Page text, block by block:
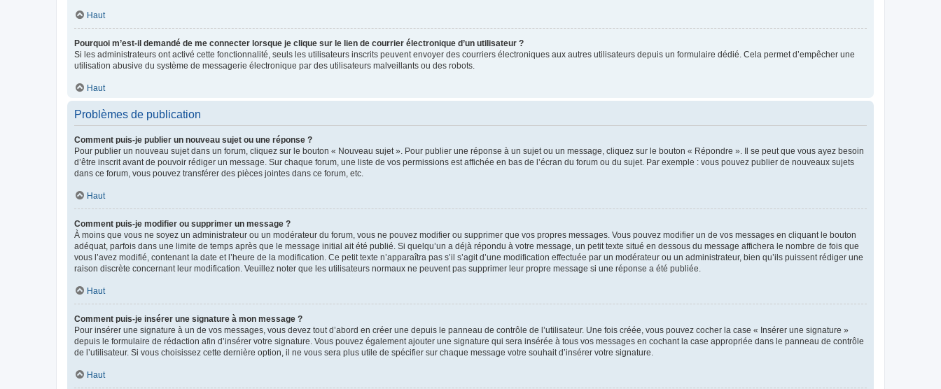
Haut
Pourquoi m’est-il demandé de me connecter lorsque je clique sur le lien de courrier électronique d’un utilisateur ?
Si les administrateurs ont activé cette fonctionnalité, seuls les utilisateurs inscrits peuvent envoyer des courriers électroniques aux autres utilisateurs depuis un formulaire dédié. Cela permet d’empêcher une
utilisation abusive du système de messagerie électronique par des utilisateurs malveillants ou des robots.
Haut
Problèmes de publication
Comment puis-je publier un nouveau sujet ou une réponse ?
Pour publier un nouveau sujet dans un forum, cliquez sur le bouton « Nouveau sujet ». Pour publier une réponse à un sujet ou un message, cliquez sur le bouton « Répondre ». Il se peut que vous ayez besoin
d’être inscrit avant de pouvoir rédiger un message. Sur chaque forum, une liste de vos permissions est affichée en bas de l’écran du forum ou du sujet. Par exemple : vous pouvez publier de nouveaux sujets
dans ce forum, vous pouvez transférer des pièces jointes dans ce forum, etc.
Haut
Comment puis-je modifier ou supprimer un message ?
À moins que vous ne soyez un administrateur ou un modérateur du forum, vous ne pouvez modifier ou supprimer que vos propres messages. Vous pouvez modifier un de vos messages en cliquant le bouton
adéquat, parfois dans une limite de temps après que le message initial ait été publié. Si quelqu’un a déjà répondu à votre message, un petit texte situé en dessous du message affichera le nombre de fois que
vous l’avez modifié, contenant la date et l’heure de la modification. Ce petit texte n’apparaîtra pas s’il s’agit d’une modification effectuée par un modérateur ou un administrateur, bien qu’ils puissent rédiger une
raison discrète concernant leur modification. Veuillez noter que les utilisateurs normaux ne peuvent pas supprimer leur propre message si une réponse a été publiée.
Haut
Comment puis-je insérer une signature à mon message ?
Pour insérer une signature à un de vos messages, vous devez tout d’abord en créer une depuis le panneau de contrôle de l’utilisateur. Une fois créée, vous pouvez cocher la case « Insérer une signature »
depuis le formulaire de rédaction afin d’insérer votre signature. Vous pouvez également ajouter une signature qui sera insérée à tous vos messages en cochant la case appropriée dans le panneau de contrôle
de l’utilisateur. Si vous choisissez cette dernière option, il ne vous sera plus utile de spécifier sur chaque message votre souhait d’insérer votre signature.
Haut